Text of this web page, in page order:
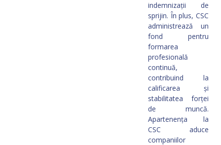
indemnizații de
sprijin. În plus, CSC
administrează un
fond pentru
formarea
profesională
continuă,
contribuind la
calificarea și
stabilitatea forței
de muncă.
Apartenența la
CSC aduce
companiilor